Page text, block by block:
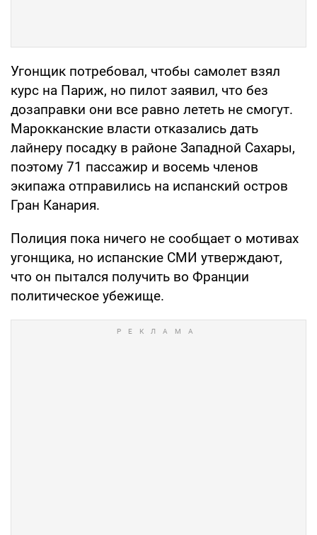
Угонщик потребовал, чтобы самолет взял
курс на Париж, но пилот заявил, что без
дозаправки они все равно лететь не смогут.
Марокканские власти отказались дать
лайнеру посадку в районе Западной Сахары,
поэтому 71 пассажир и восемь членов
экипажа отправились на испанский остров
Гран Канария.
Полиция пока ничего не сообщает о мотивах
угонщика, но испанские СМИ утверждают,
что он пытался получить во Франции
политическое убежище.